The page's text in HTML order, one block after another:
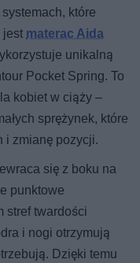
które
jest materac Aida
unikalną
Pocket Spring. To
kobiet w ciąży –
sprężynek, które
i zmianę pozycji.
się z boku na
punktowe
stref twardości
i nogi otrzymują
Dzięki temu